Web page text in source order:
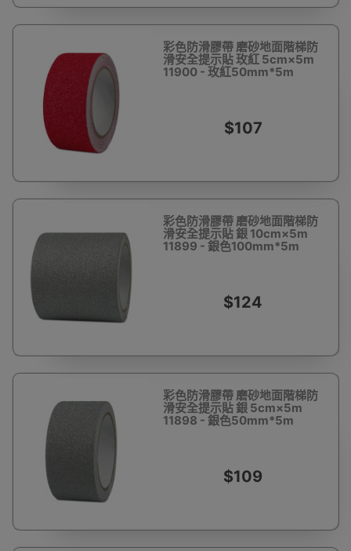
彩色防滑膠帶 磨砂地面階梯防
滑安全提示貼 玫紅 5cm×5m
11900 - 玫紅50mm*5m
$107
彩色防滑膠帶 磨砂地面階梯防
滑安全提示貼 銀 10cm×5m
11899 - 銀色100mm*5m
$124
彩色防滑膠帶 磨砂地面階梯防
滑安全提示貼 銀 5cm×5m
11898 - 銀色50mm*5m
$109